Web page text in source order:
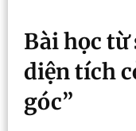
Bài học từ
diện tích
góc”